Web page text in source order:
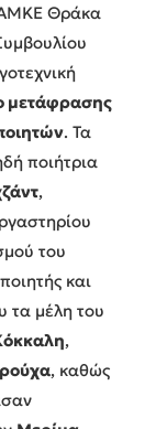
Θράκα
μετάφρασης
. Τα
ποιήτρια
,
του
και
τα μέλη του
,
, καθώς